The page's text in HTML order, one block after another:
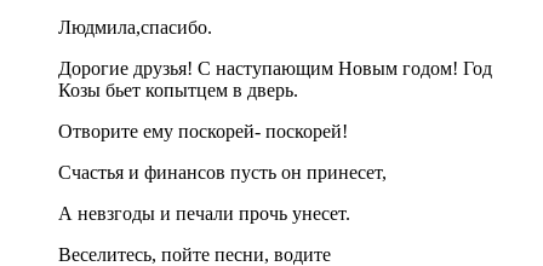
Людмила,спасибо.
Дорогие друзья! С наступающим Новым годом! Год
Козы бьет копытцем в дверь.
Отворите ему поскорей- поскорей!
Счастья и финансов пусть он принесет,
А невзгоды и печали прочь унесет.
Веселитесь, пойте песни, водите